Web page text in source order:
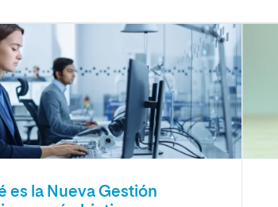
de la Salud
Sociales
de la Salud
Sociales
es la Nueva Gestión